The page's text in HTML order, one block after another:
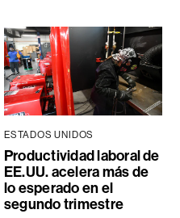
ESTADOS UNIDOS
Productividad laboral de
EE.UU. acelera más de
lo esperado en el
segundo trimestre